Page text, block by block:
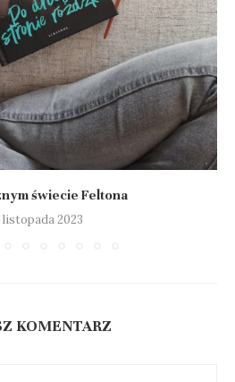
świecie Feltona
listopada 2023
KOMENTARZ